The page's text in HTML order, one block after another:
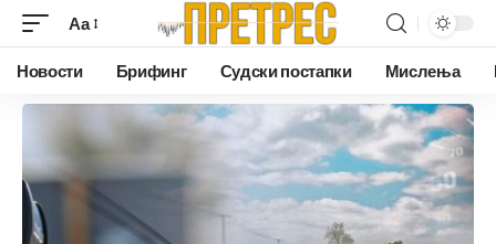
Аа
Новости Брифинг Судски постапки Мислења